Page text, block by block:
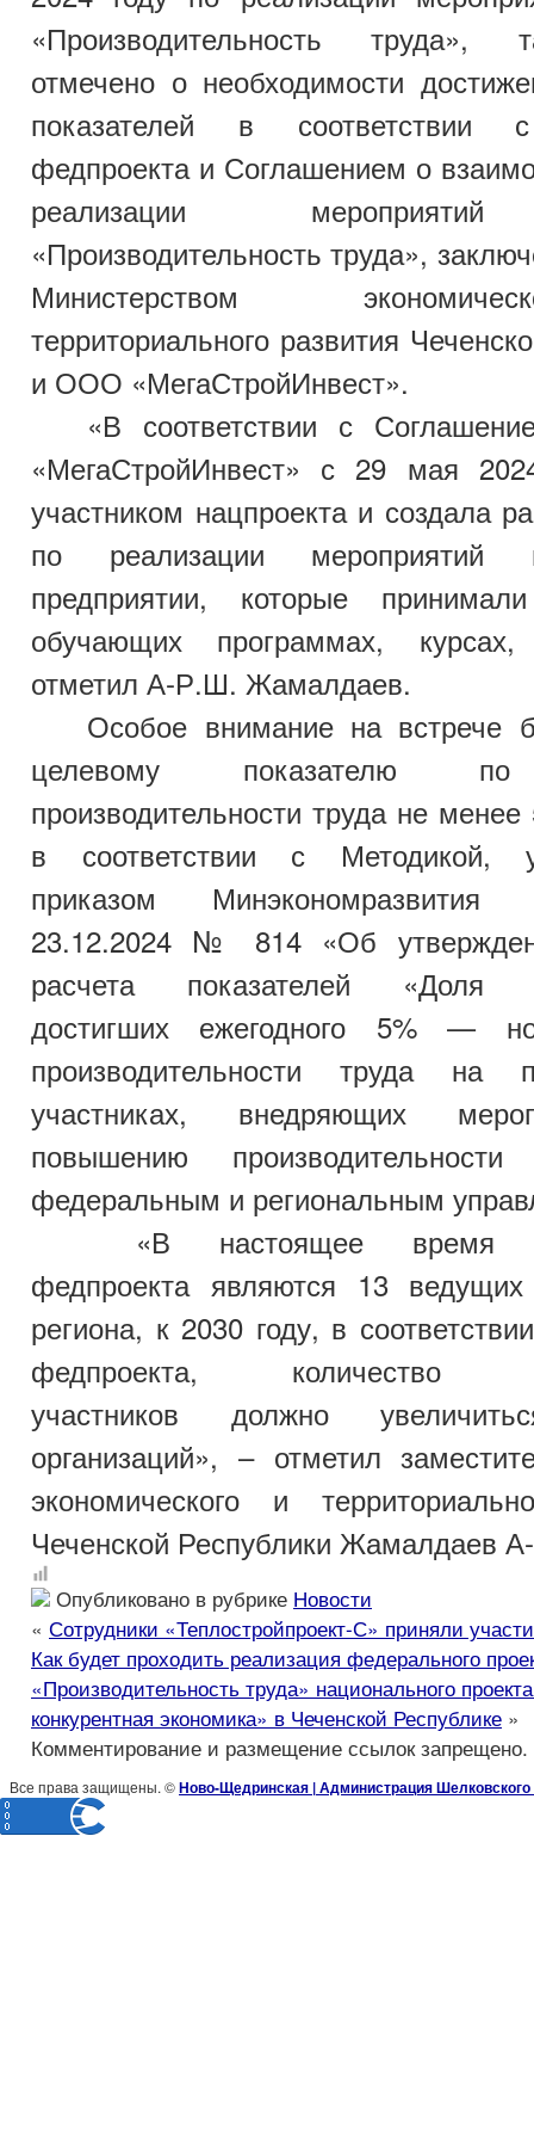
«Производительность
отмечено о необходимости
показателей в соответствии
федпроекта и Соглашением о
реализации
«Производительность труда»,
Министерством
территориального развития
и ООО «МегаСтройИнвест».
«В соответствии с
«МегаСтройИнвест» с 29 мая
участником нацпроекта и создала
по реализации мероприятий
предприятии, которые
обучающих программах, курсах,
отметил А-Р.Ш. Жамалдаев.
Особое внимание на встрече
целевому показателю по
производительности труда не
в соответствии с Методикой,
приказом
23.12.2024 № 814 «Об
расчета показателей «Доля
достигших ежегодного 5% —
производительности труда на
участниках, внедряющих
повышению
федеральным и региональным
«В настоящее время
федпроекта являются 13 ведущих
региона, к 2030 году, в
федпроекта, количество
участников должно
организаций», – отметил
экономического и
Чеченской Республики Жамалдаев
Опубликовано в рубрике Новости
« Сотрудники «Теплостройпроект-С» приняли
Как будет проходить реализация федерального
«Производительность труда» национального
конкурентная экономика» в Чеченской Республике »
Комментирование и размещение ссылок запрещено.
Все права защищены. ©Ново-Щедринская | Администрация